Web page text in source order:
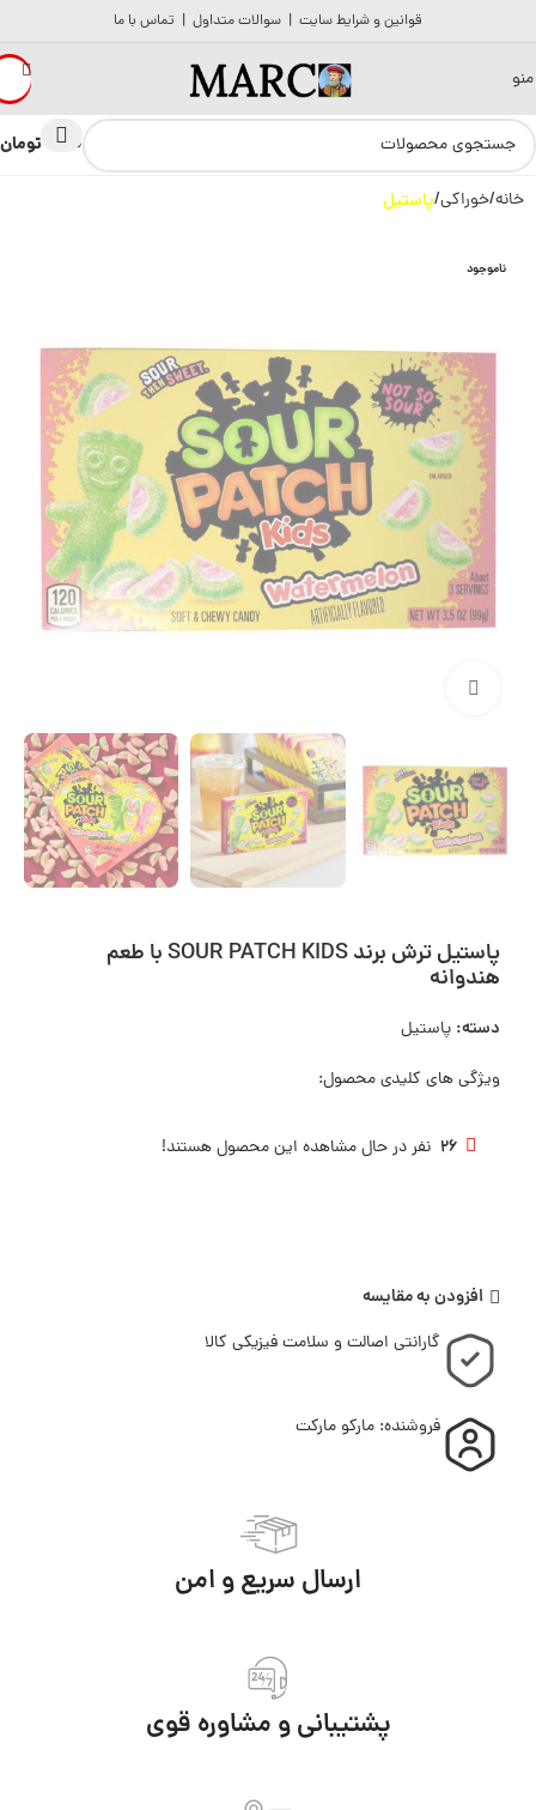
قوانین و شرایط سایت | سوالات متداول | تماس با ما
منو
0 تومان
خانه خوراکی پاستیل
ناموجود
پاستیل ترش برند SOUR PATCH KIDS با طعم
هندوانه
دسته: پاستیل
ویژگی های کلیدی محصول:
26 نفر در حال مشاهده این محصول هستند!
افزودن به مقایسه
گارانتی اصالت و سلامت فیزیکی کالا
فروشنده: مارکو مارکت
ارسال سریع و امن
پشتیبانی و مشاوره قوی